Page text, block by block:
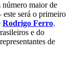
número maior de
este será o primeiro
Rodrigo Ferro.
e do
de